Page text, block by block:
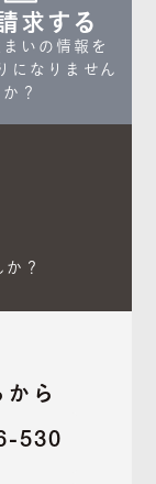
求する
いの情報を
になりません
か？
？
ら
530